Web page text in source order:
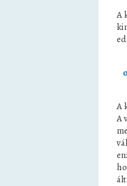
A
A
A